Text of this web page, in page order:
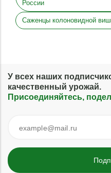
России
Саженцы колоновидной
У всех наших
качественный урожай.
Присоединяйтесь,